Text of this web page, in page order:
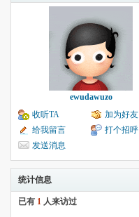
ewudawuzo
收听TA
加为好友
给我留言
打个招呼
发送消息
统计信息
已有 1 人来访过